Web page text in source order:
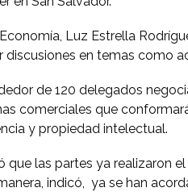
Luz Estrella
discusiones en temas como
de 120 delegados
comerciales que
y propiedad intelectual.
que las partes ya realizaron
indicó, ya se han